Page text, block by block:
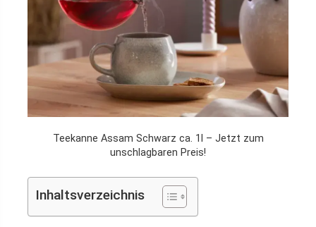
Teekanne Assam Schwarz ca. 1l – Jetzt zum
unschlagbaren Preis!
Inhaltsverzeichnis